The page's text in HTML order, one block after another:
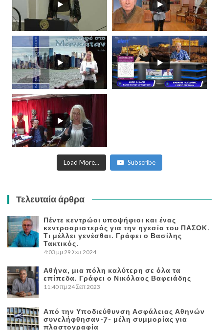
Load More... Subscribe
Τελευταία άρθρα
Πέντε κεντρώοι υποψήφιοι και ένας
κεντροαριστερός για την ηγεσία του ΠΑΣΟΚ.
Τι μέλλει γενέσθαι. Γράφει ο Βασίλης
Τακτικός.
4:03 μμ 29 Σεπ 2024
Αθήνα, μια πόλη καλύτερη σε όλα τα
επίπεδα. Γράφει ο Νικόλαος Βαφειάδης
11:40 πμ 24 Σεπ 2023
Από την Υποδιεύθυνση Ασφάλειας Αθηνών
συνελήφθησαν-7- μέλη συμμορίας για
πλαστογραφία